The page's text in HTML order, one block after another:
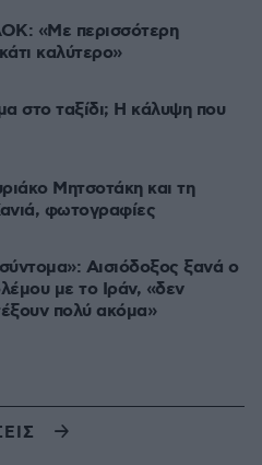
«Με περισσότερη
καλύτερο»
στο ταξίδι; Η κάλυψη που
Μητσοτάκη και τη
φωτογραφίες
Αισιόδοξος ξανά ο
με το Ιράν, «δεν
πολύ ακόμα»